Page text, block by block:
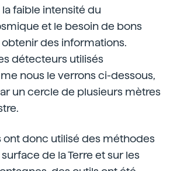
faible intensité du
et le besoin de bons
des informations.
détecteurs utilisés
nous le verrons ci-dessous,
un cercle de plusieurs mètres
ont donc utilisé des méthodes
de la Terre et sur les